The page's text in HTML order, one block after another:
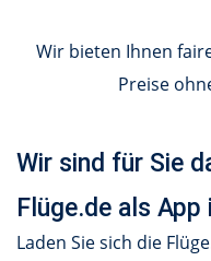
Wir bieten Ihnen
Preise
Wir sind für Sie
Flüge.de als App
Laden Sie sich die